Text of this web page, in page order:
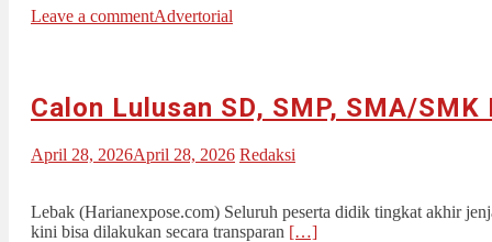
Leave a commentAdvertorial
Calon Lulusan SD, SMP, SMA/
April 28, 2026April 28, 2026 Redaksi
Lebak (Harianexpose.com) Seluruh peserta didik tingkat akhir
kini bisa dilakukan secara transparan […]